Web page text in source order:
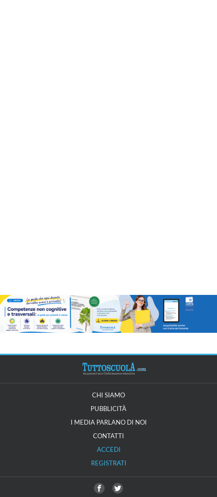
CHI SIAMO
PUBBLICITÀ
I MEDIA PARLANO DI NOI
CONTATTI
ACCEDI
REGISTRATI